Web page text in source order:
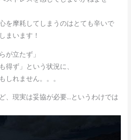
を摩耗してしまうのはとても辛いで
まいます！
が立たず」
得ず」という状況に、
しれません。。。
、現実は妥協が必要…というわけでは